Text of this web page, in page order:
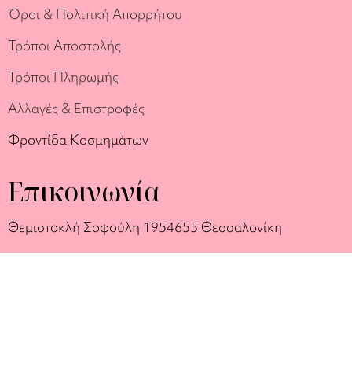
Όροι & Πολιτική Απορρήτου
Τρόποι Αποστολής
Τρόποι Πληρωμής
Αλλαγές & Επιστροφές
Φροντίδα Κοσμημάτων
Επικοινωνία
Θεμιστοκλή Σοφούλη 1954655 Θεσσαλονίκη
2314 088 088